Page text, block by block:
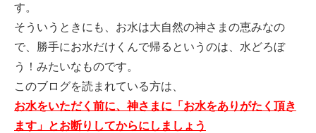
す。
そういうときにも、お水は大自然の神さまの恵みなの
で、勝手にお水だけくんで帰るというのは、水どろぼ
う！みたいなものです。
このブログを読まれている方は、
お水をいただく前に、神さまに「お水をありがたく頂き
ます」とお断りしてからにしましょう